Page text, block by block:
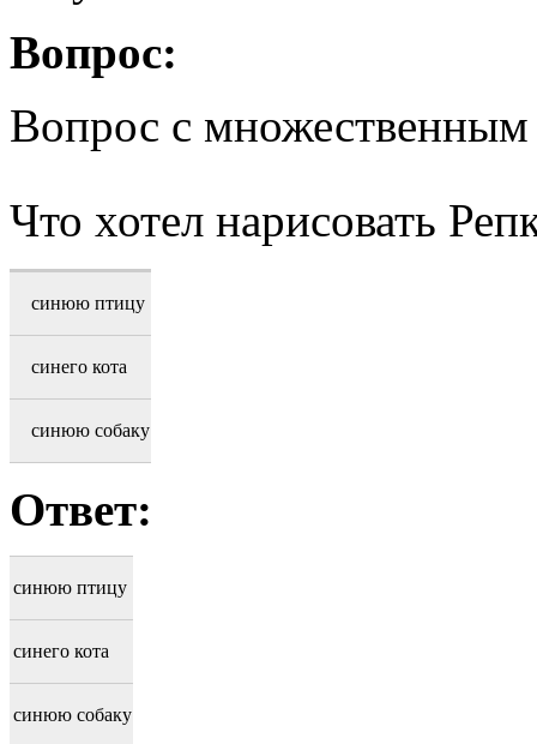
Вопрос:
Вопрос с
Что хотел нарисовать
синюю птицу
синего кота
синюю собаку
Ответ:
синюю птицу
синего кота
синюю собаку